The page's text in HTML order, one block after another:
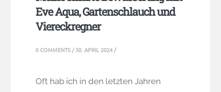
Eve Aqua, Gartenschlauch und
Viereckregner
0 COMMENTS /30. APRIL 2024 /
Oft hab ich in den letzten Jahren